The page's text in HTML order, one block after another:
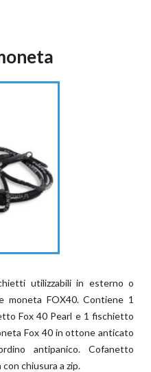
utilizzabili in esterno o
moneta FOX40. Contiene 1
Fox 40 Pearl e 1 fischietto
Fox 40 in ottone anticato
antipanico. Cofanetto
chiusura a zip.